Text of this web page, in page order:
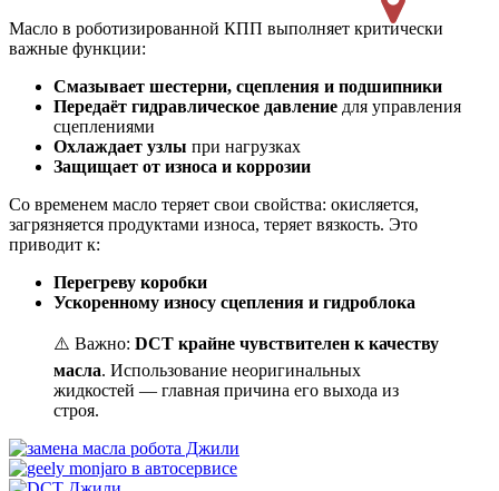
Масло в роботизированной КПП выполняет критически
важные функции:
Смазывает шестерни, сцепления и подшипники
Передаёт гидравлическое давление для управления
сцеплениями
Охлаждает узлы при нагрузках
Защищает от износа и коррозии
Со временем масло теряет свои свойства: окисляется,
загрязняется продуктами износа, теряет вязкость. Это
приводит к:
Перегреву коробки
Ускоренному износу сцепления и гидроблока
⚠️ Важно: DCT крайне чувствителен к качеству
масла. Использование неоригинальных
жидкостей — главная причина его выхода из
строя.